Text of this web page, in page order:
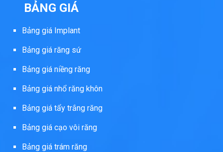
BẢNG GIÁ
Bảng giá Implant
Bảng giá răng sứ
Bảng giá niềng răng
Bảng giá nhổ răng khôn
Bảng giá tẩy trắng răng
Bảng giá cạo vôi răng
Bảng giá trám răng